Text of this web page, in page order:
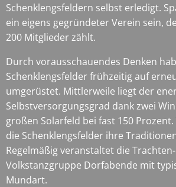
Schenklengsfeldern selbst erledigt.
ein eigens gegründeter Verein sein,
200 Mitglieder zählt.
Durch vorausschauendes Denken
Schenklengsfelder frühzeitig auf
umgerüstet. Mittlerweile liegt der
Selbstversorgungsgrad dank zwei
großen Solarfeld bei fast 150
die Schenklengsfelder ihre
Regelmäßig veranstaltet die
Volkstanzgruppe Dorfabende mit
Mundart.